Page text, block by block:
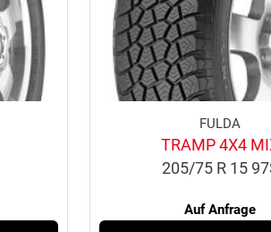
FULDA
TRAMP 4X4
205/75 R 15
Auf Anfrage